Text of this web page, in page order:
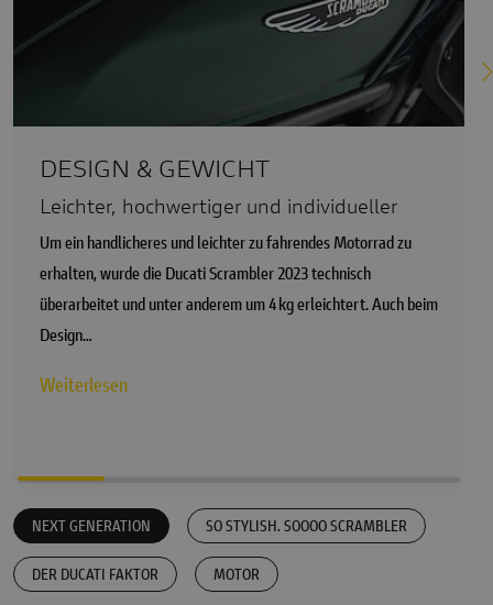
NEXT GENERATION SO STYLISH. SOOOO SCRAMBLER
DER DUCATI FAKTOR MOTOR
DESIGN & GEWICHT
Leichter, hochwertiger und individueller
Um ein handlicheres und leichter zu fahrendes Motorrad zu
erhalten, wurde die Ducati Scrambler 2023 technisch
überarbeitet und unter anderem um 4 kg erleichtert. Auch beim
Design…
Weiterlesen